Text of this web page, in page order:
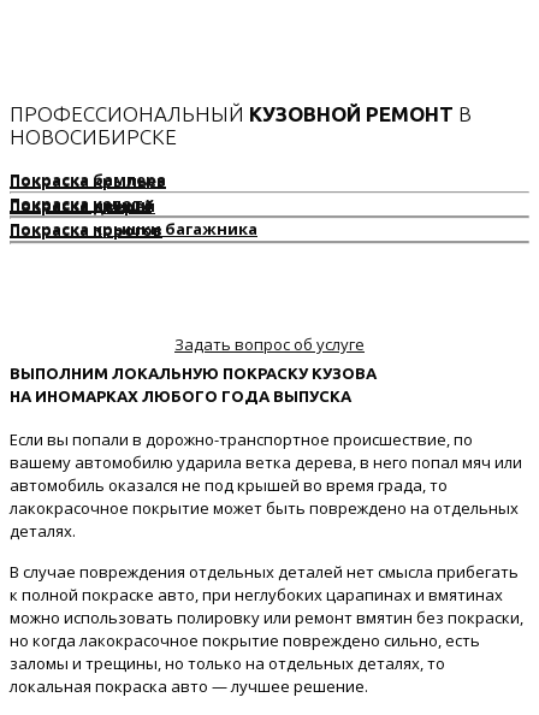
ПРОФЕССИОНАЛЬНЫЙ КУЗОВНОЙ РЕМОНТ В
НОВОСИБИРСКЕ
Покраска бампера
Покраска крыльев
Покраска капота
Покраска крыши
Покраска дверей
Покраска крышки багажника
Покраска порогов
Задать вопрос об услуге
ВЫПОЛНИМ ЛОКАЛЬНУЮ ПОКРАСКУ КУЗОВА
НА ИНОМАРКАХ ЛЮБОГО ГОДА ВЫПУСКА
Если вы попали в дорожно-транспортное происшествие, по
вашему автомобилю ударила ветка дерева, в него попал мяч или
автомобиль оказался не под крышей во время града, то
лакокрасочное покрытие может быть повреждено на отдельных
деталях.
В случае повреждения отдельных деталей нет смысла прибегать
к полной покраске авто, при неглубоких царапинах и вмятинах
можно использовать полировку или ремонт вмятин без покраски,
но когда лакокрасочное покрытие повреждено сильно, есть
заломы и трещины, но только на отдельных деталях, то
локальная покраска авто — лучшее решение.